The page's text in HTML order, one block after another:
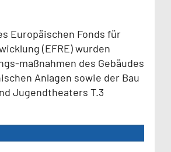
Europäischen Fonds für
(EFRE) wurden
maßnahmen des Gebäudes
Anlagen sowie der Bau
Jugendtheaters T.3